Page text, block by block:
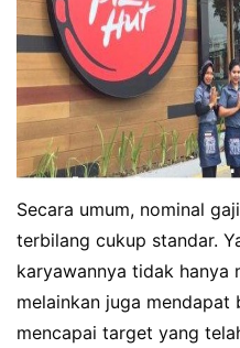
Secara umum, nominal
terbilang cukup standar.
karyawannya tidak hanya
melainkan juga
mencapai target yang